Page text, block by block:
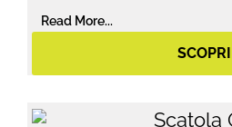
Read More...
SCOPRI